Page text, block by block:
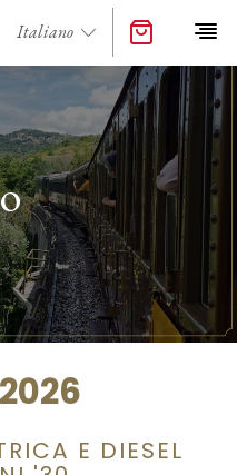
E DIESEL